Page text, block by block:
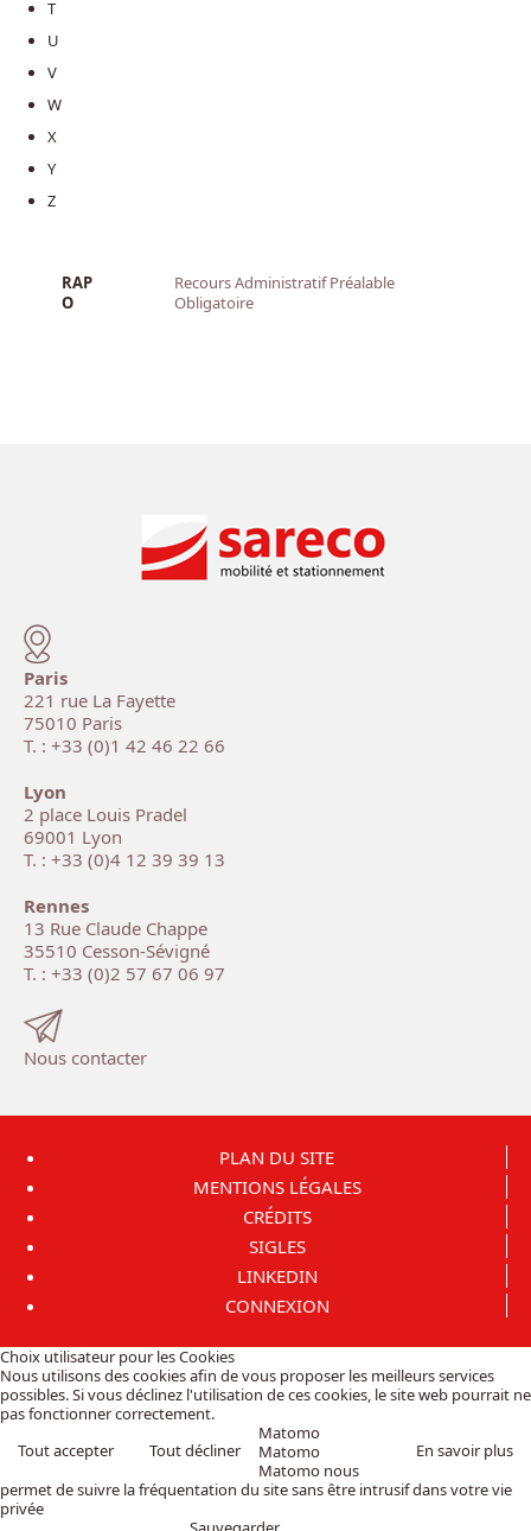
T
U
V
W
X
Y
Z
RAP
O
Recours Administratif Préalable
Obligatoire
Paris
221 rue La Fayette
75010 Paris
T. : +33 (0)1 42 46 22 66
Lyon
2 place Louis Pradel
69001 Lyon
T. : +33 (0)4 12 39 39 13
Rennes
13 Rue Claude Chappe
35510 Cesson-Sévigné
T. : +33 (0)2 57 67 06 97
Nous contacter
PLAN DU SITE
MENTIONS LÉGALES
CRÉDITS
SIGLES
LINKEDIN
CONNEXION
Choix utilisateur pour les Cookies
Nous utilisons des cookies afin de vous proposer les meilleurs services
possibles. Si vous déclinez l'utilisation de ces cookies, le site web pourrait ne
pas fonctionner correctement.
Tout accepter
Tout décliner En savoir plus
Matomo
Matomo
Matomo nous
permet de suivre la fréquentation du site sans être intrusif dans votre vie
privée